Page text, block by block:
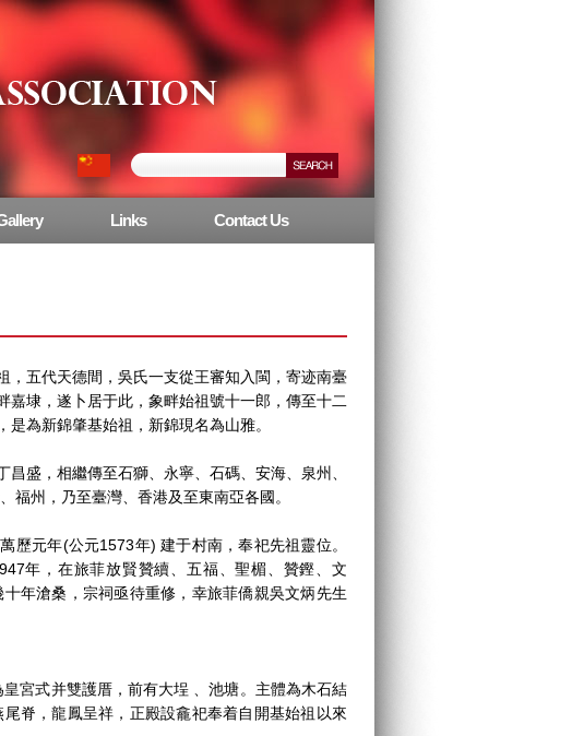
五代天德間，吳氏一支從王審知入閩，寄迹南臺
嘉埭，遂卜居于此，象畔始祖號十一郎，傳至十二
為新錦肇基始祖，新錦現名為山雅。
盛，相繼傳至石獅、永寧、石碼、安海、泉州、
福州，乃至臺灣、香港及至東南亞各國。
元年(公元1573年) 建于村南，奉祀先祖靈位。
年，在旅菲放賢贊續、五福、聖楣、贊鏗、文
年滄桑，宗祠亟待重修，幸旅菲僑親吳文炳先生
式并雙護厝，前有大埕 、池塘。主體為木石結
脊，龍鳳呈祥，正殿設龕祀奉着自開基始祖以來
Links Contact Us